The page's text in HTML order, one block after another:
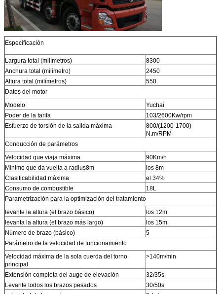
Especificación
Largura total (milímetros)
8300
Anchura total (milímetro)
2450
Altura total (milímetros)
550
Datos del motor
Modelo
Yuchai
Poder de la tarifa
103/2600Kw/rpm
Esfuerzo de torsión de la salida máxima
800/(1200-1700)
N.m/RPM
Conducción de parámetros
Velocidad que viaja máxima
90Km/h
Mínimo que da vuelta a radius8m
los 8m
Clasificabilidad máxima
el 34%
Consumo de combustible
18L
Parametrización para la optimización del tratamiento
levante la altura (el brazo básico)
los 12m
levanta la altura (el brazo más largo)
los 15m
Número de brazo (básico)
5
Parámetro de la velocidad de funcionamiento
Velocidad máxima de la sola cuerda del torno
principal
>140m/min
Extensión completa del auge de elevación
32/35s
Levante todos los brazos pesados
30/50s